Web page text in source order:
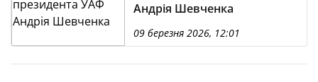
Андрія Шевченка
09 березня 2026, 12:01